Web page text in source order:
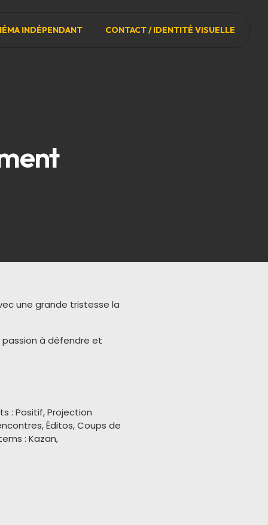
INDÉPENDANT CONTACT / IDENTITÉ VISUELLE
une grande tristesse la
passion à défendre et
: Positif, Projection
Éditos, Coups de
: Kazan,